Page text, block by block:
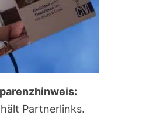
Partnerlinks.